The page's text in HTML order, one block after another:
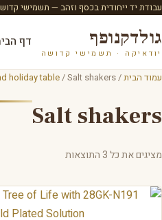
עבודת יד ייחודית בכסף וזהב — תשמישי
גולדקנופף
יודאיקה · תשמישי קדושה
דף
עמוד הבית/
holiday table/ Salt shakers
Salt shakers
מציגים את כל ⁦3⁩ התוצאות